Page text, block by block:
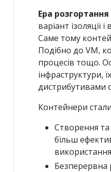
Ера
варіант ізоляції
Саме тому
Подібно до VM,
процесів тощо.
дистрибутивами
Контейнери
Створення та
більш
Безперервна